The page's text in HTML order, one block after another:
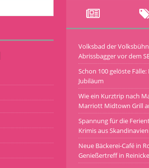
Volksbad der
Abrissbagger vor dem
Schon 100 gelöste
Jubiläum
Wie ein Kurztrip nach
Marriott Midtown Grill
Spannung für die
Krimis aus Skandinavien
Neue Bäckerei-Café in
Genießertreff in